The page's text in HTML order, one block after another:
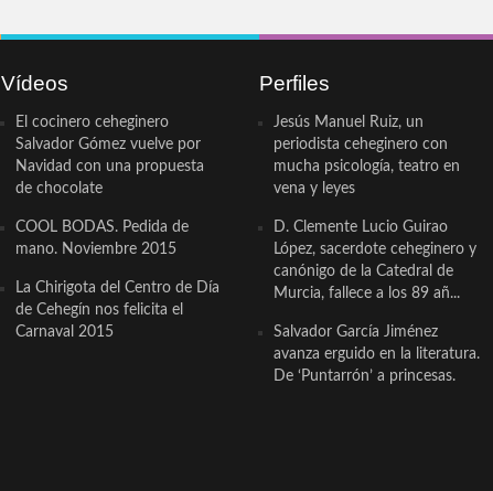
Vídeos
El cocinero ceheginero
Salvador Gómez vuelve por
Navidad con una propuesta
de chocolate
COOL BODAS. Pedida de
mano. Noviembre 2015
La Chirigota del Centro de Día
de Cehegín nos felicita el
Carnaval 2015
Perfiles
Jesús Manuel Ruiz, un
periodista ceheginero con
mucha psicología, teatro en
vena y leyes
D. Clemente Lucio Guirao
López, sacerdote ceheginero y
canónigo de la Catedral de
Murcia, fallece a los 89 añ...
Salvador García Jiménez
avanza erguido en la literatura.
De ‘Puntarrón’ a princesas.